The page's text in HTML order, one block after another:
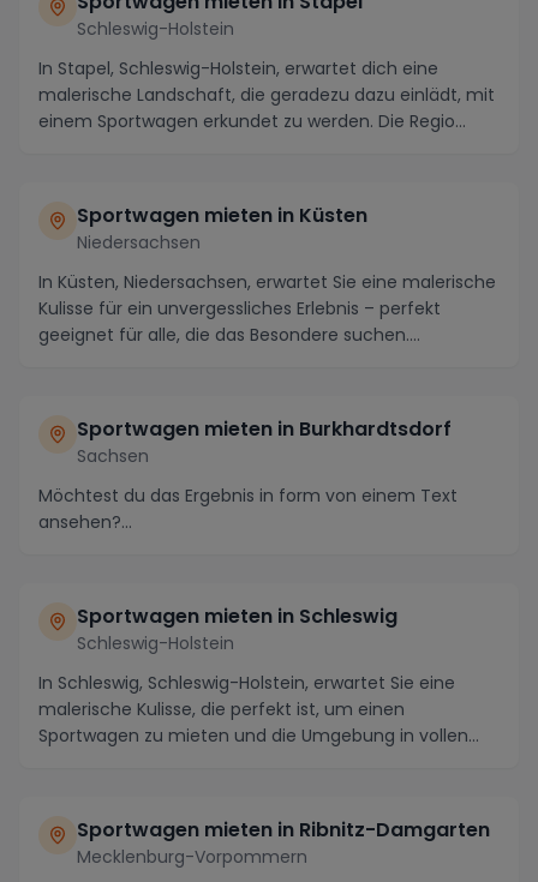
Schleswig-Holstein
In Stapel, Schleswig-Holstein, erwartet dich eine
malerische Landschaft, die geradezu dazu einlädt, mit
einem Sportwagen erkundet zu werden. Die Regio...
Sportwagen mieten in Küsten
Niedersachsen
In Küsten, Niedersachsen, erwartet Sie eine malerische
Kulisse für ein unvergessliches Erlebnis – perfekt
geeignet für alle, die das Besondere suchen....
Sportwagen mieten in Burkhardtsdorf
Sachsen
Möchtest du das Ergebnis in form von einem Text
ansehen?...
Sportwagen mieten in Schleswig
Schleswig-Holstein
In Schleswig, Schleswig-Holstein, erwartet Sie eine
malerische Kulisse, die perfekt ist, um einen
Sportwagen zu mieten und die Umgebung in vollen
Sportwagen mieten in Ribnitz-Damgarten
Mecklenburg-Vorpommern